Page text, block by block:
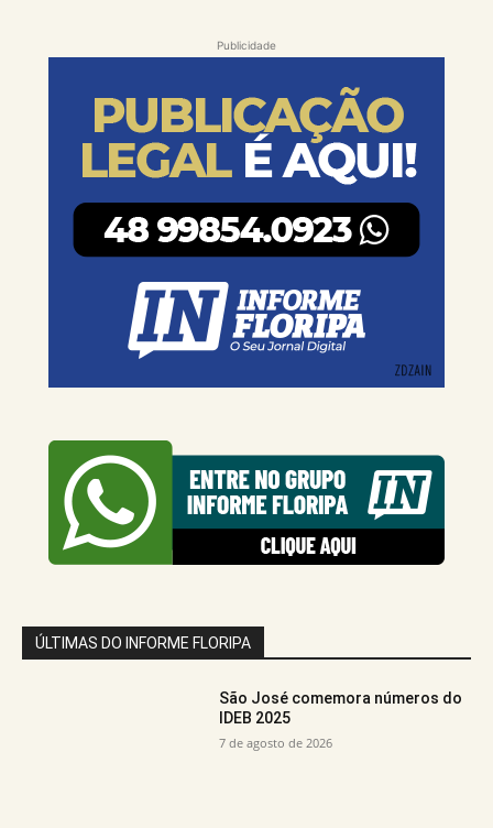
Publicidade
ÚLTIMAS DO INFORME FLORIPA
São José comemora números do
IDEB 2025
7 de agosto de 2026